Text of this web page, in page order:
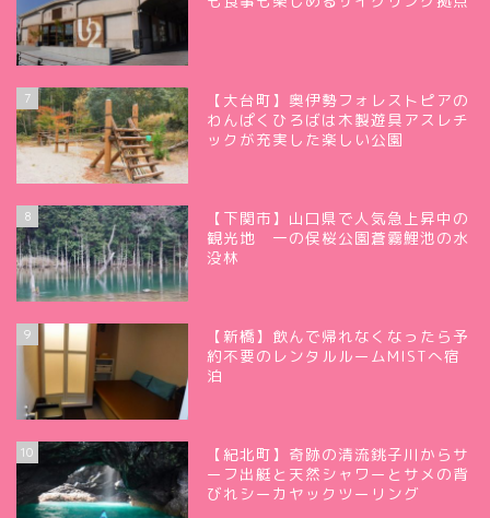
7
【大台町】奥伊勢フォレストピアの
わんぱくひろばは木製遊具アスレチ
ックが充実した楽しい公園
8
【下関市】山口県で人気急上昇中の
観光地 一の俣桜公園蒼霧鯉池の水
没林
9
【新橋】飲んで帰れなくなったら予
約不要のレンタルルームMISTへ宿
泊
10
【紀北町】奇跡の清流銚子川からサ
ーフ出艇と天然シャワーとサメの背
びれシーカヤックツーリング